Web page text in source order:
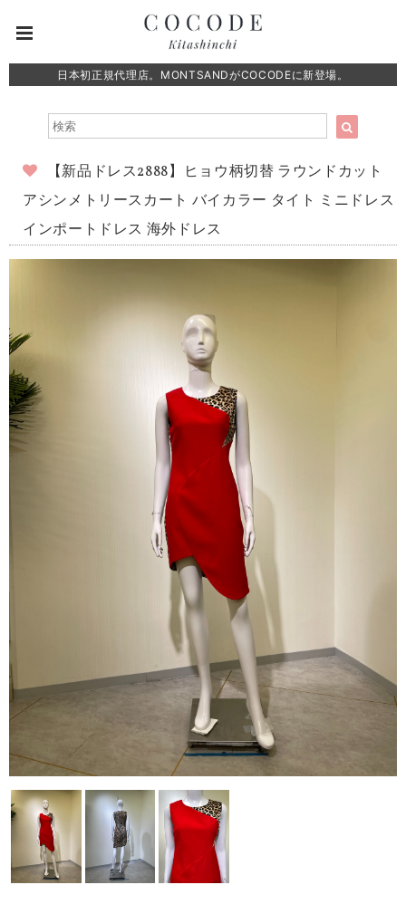
日本初正規代理店。MONTSANDがCOCODEに新登場。
【新品ドレス2888】ヒョウ柄切替 ラウンドカット
アシンメトリースカート バイカラー タイト ミニドレス
インポートドレス 海外ドレス